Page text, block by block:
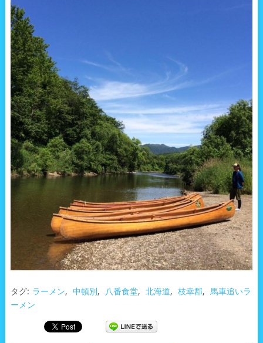
タグ: ラーメン, 中頓別 , 八番食堂, 北海道, 枝幸郡,
馬車追いラ
ーメン